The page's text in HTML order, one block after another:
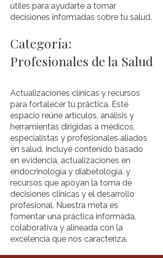
útiles para ayudarte a tomar
decisiones informadas sobre tu salud.
Categoría:
Profesionales de la Salud
Actualizaciones clínicas y recursos
para fortalecer tu práctica. Este
espacio reúne artículos, análisis y
herramientas dirigidas a médicos,
especialistas y profesionales aliados
en salud. Incluye contenido basado
en evidencia, actualizaciones en
endocrinología y diabetología, y
recursos que apoyan la toma de
decisiones clínicas y el desarrollo
profesional. Nuestra meta es
fomentar una práctica informada,
colaborativa y alineada con la
excelencia que nos caracteriza.